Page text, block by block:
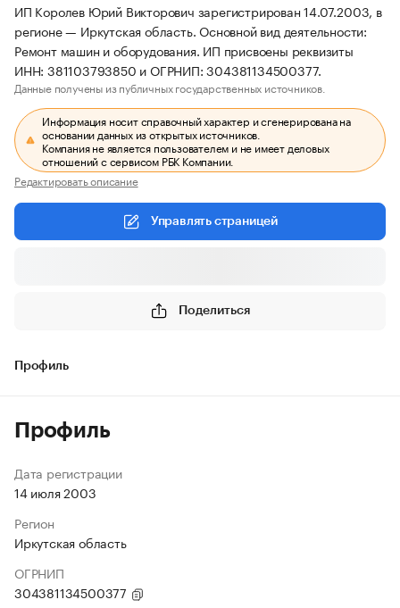
ИП Королев Юрий Викторович зарегистрирован 14.07.2003, в
регионе — Иркутская область. Основной вид деятельности:
Ремонт машин и оборудования. ИП присвоены реквизиты
ИНН: 381103793850 и ОГРНИП: 304381134500377.
Данные получены из публичных государственных источников.
Информация носит справочный характер и сгенерирована на
основании данных из открытых источников.
Компания не является пользователем и не имеет деловых
отношений с сервисом РБК Компании.
Редактировать описание
Управлять страницей
Поделиться
Профиль
Профиль
Дата регистрации
14 июля 2003
Регион
Иркутская область
ОГРНИП
304381134500377